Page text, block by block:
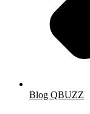
Blog QBUZZ